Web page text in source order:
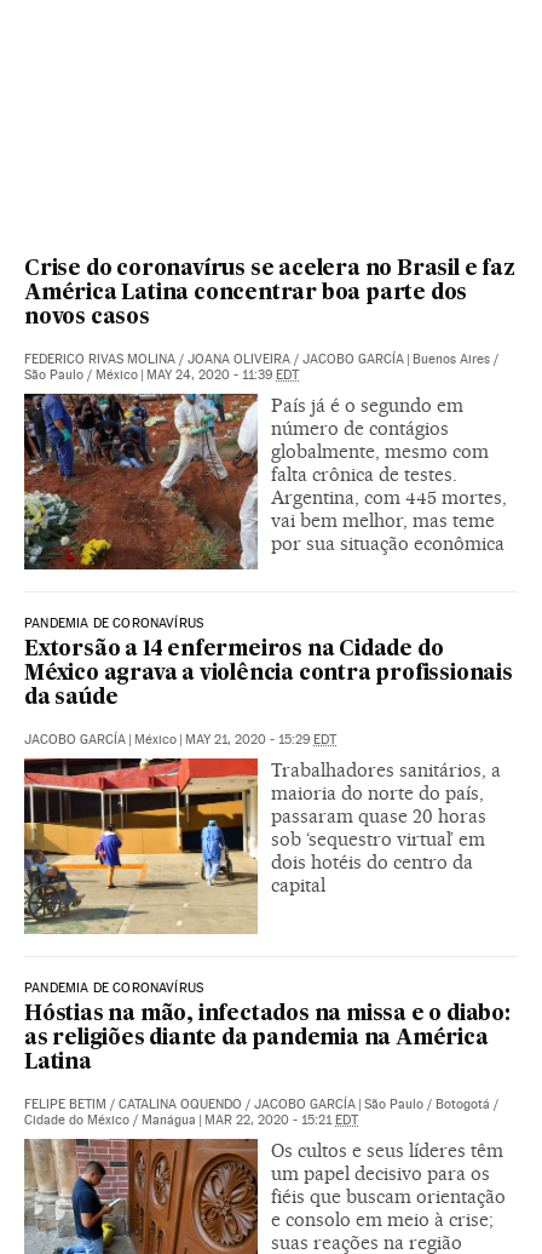
Crise do coronavírus se acelera no Brasil e faz
América Latina concentrar boa parte dos
novos casos
FEDERICO RIVAS MOLINA / JOANA OLIVEIRA / JACOBO GARCÍA | Buenos Aires /
São Paulo / México | MAY 24, 2020 - 11:39 EDT
País já é o segundo em
número de contágios
globalmente, mesmo com
falta crônica de testes.
Argentina, com 445 mortes,
vai bem melhor, mas teme
por sua situação econômica
PANDEMIA DE CORONAVÍRUS
Extorsão a 14 enfermeiros na Cidade do
México agrava a violência contra profissionais
da saúde
JACOBO GARCÍA | México | MAY 21, 2020 - 15:29 EDT
Trabalhadores sanitários, a
maioria do norte do país,
passaram quase 20 horas
sob ‘sequestro virtual’ em
dois hotéis do centro da
capital
PANDEMIA DE CORONAVÍRUS
Hóstias na mão, infectados na missa e o diabo:
as religiões diante da pandemia na América
Latina
FELIPE BETIM / CATALINA OQUENDO / JACOBO GARCÍA | São Paulo / Botogotá /
Cidade do México / Manágua | MAR 22, 2020 - 15:21EDT
Os cultos e seus líderes têm
um papel decisivo para os
fiéis que buscam orientação
e consolo em meio à crise;
suas reações na região